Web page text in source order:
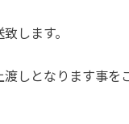
します。
渡しとなります事を